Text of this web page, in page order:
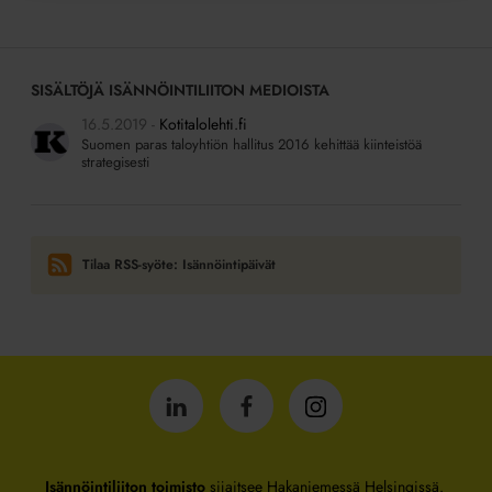
SISÄLTÖJÄ ISÄNNÖINTILIITON MEDIOISTA
16.5.2019
Kotitalolehti.fi
Suomen paras taloyhtiön hallitus 2016 kehittää kiinteistöä
strategisesti
Tilaa RSS-syöte: Isännöintipäivät
IsännöintiliittoIsännöintiliittoIsännöintiliitto
Isännöintiliiton toimistosijaitsee Hakaniemessä Helsingissä.